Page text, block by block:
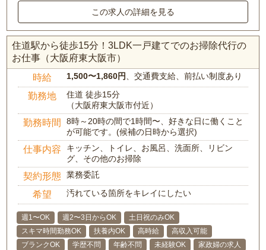
この求人の詳細を見る
住道駅から徒歩15分！3LDK一戸建てでのお掃除代行の
お仕事（大阪府東大阪市）
時給 1,500〜1,860円、交通費支給、前払い制度あり
勤務地
住道 徒歩15分
（大阪府東大阪市付近）
勤務時間
8時～20時の間で1時間〜、好きな日に働くこと
が可能です。(候補の日時から選択)
仕事内容
キッチン、トイレ、お風呂、洗面所、リビン
グ、その他のお掃除
契約形態 業務委託
希望 汚れている箇所をキレイにしたい
週1〜OK 週2〜3日からOK
土日祝のみOK
スキマ時間勤務OK
扶養内OK 高時給
高収入可能
ブランクOK
学歴不問 年齢不問 未経験OK
家政婦の求人